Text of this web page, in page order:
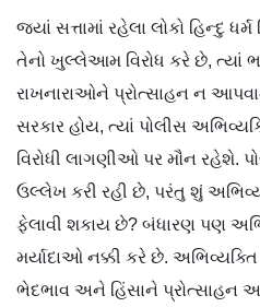
જ્યાં સત્તામાં રહેલા લોકો હિન્દુ
તેનો ખુલ્લેઆમ વિરોધ કરે છે, ત્યાં
રાખનારાઓને પ્રોત્સાહન ન
સરકાર હોય, ત્યાં પોલીસ
વિરોધી લાગણીઓ પર મૌન રહેશે.
ઉલ્લેખ કરી રહી છે, પરંતુ શું
ફેલાવી શકાય છે? બંધારણ પણ
મર્યાદાઓ નક્કી કરે છે.
ભેદભાવ અને હિંસાને પ્રોત્સાહન